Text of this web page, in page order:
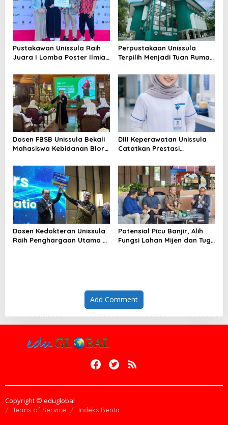
Pustakawan Unissula Raih
Juara I Lomba Poster Ilmiah
Perpustakaan Unissula
Terpilih Menjadi Tuan Rumah
Dosen FBSB Unissula Bekali
Mahasiswa Kebidanan Blora
Public Speaking
DIII Keperawatan Unissula
Catatkan Prestasi
Mahasiswanya Lulus Uji
Kompetensi Nasional
Dosen Kedokteran Unissula
Raih Penghargaan Utama di
Potensial Picu Banjir, Alih
Fungsi Lahan Mijen dan Tugu
Add Comment
Copyright © eduglobal
Terms of Service Indeks Berita